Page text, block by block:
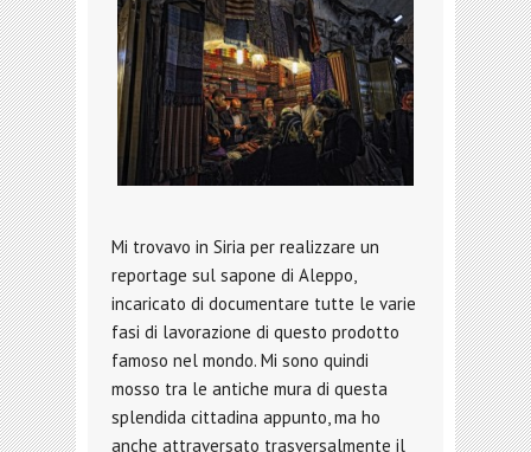
Mi trovavo in Siria per realizzare un
reportage sul sapone di Aleppo,
incaricato di documentare tutte le varie
fasi di lavorazione di questo prodotto
famoso nel mondo. Mi sono quindi
mosso tra le antiche mura di questa
splendida cittadina appunto, ma ho
anche attraversato trasversalmente il